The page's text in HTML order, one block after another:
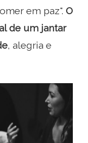
em paz". O
de um jantar
, alegria e